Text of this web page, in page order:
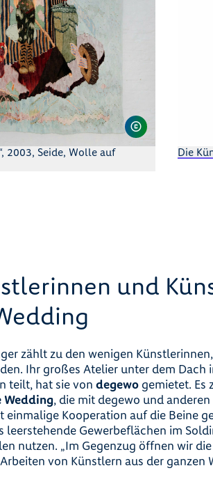
2003, Seide, Wolle auf
Die
und
zählt zu den wenigen
Ihr großes Atelier unter dem Dach
teilt, hat sie vondegewo gemietet. Es
Wedding, die mit degewo und
einmalige Kooperation auf die Beine
leerstehende Gewerbeflächen im
nutzen. „Im Gegenzug öffnen wir
von Künstlern aus der ganzen